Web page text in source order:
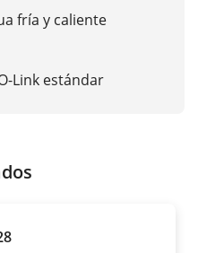
fría y caliente
Link estándar